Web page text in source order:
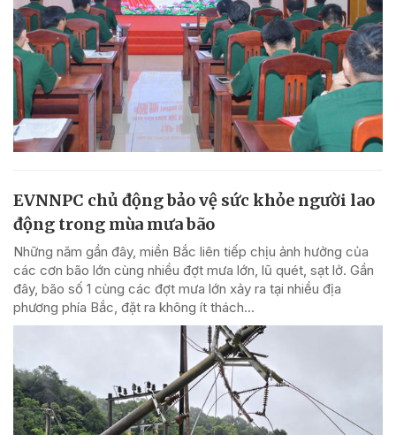
EVNNPC chủ động bảo vệ sức khỏe người lao
động trong mùa mưa bão
Những năm gần đây, miền Bắc liên tiếp chịu ảnh hưởng của
các cơn bão lớn cùng nhiều đợt mưa lớn, lũ quét, sạt lở. Gần
đây, bão số 1 cùng các đợt mưa lớn xảy ra tại nhiều địa
phương phía Bắc, đặt ra không ít thách...